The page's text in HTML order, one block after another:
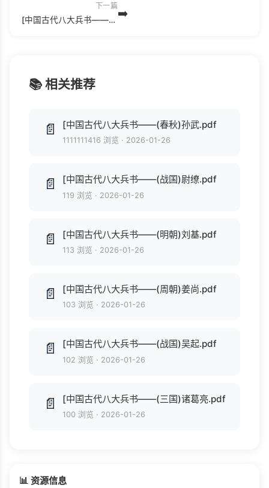
下一篇
[中国古代八大兵书——(春秋)孙武.pdf ➡️
📚 相关推荐
📄 [中国古代八大兵书——(春秋)孙武.pdf
1111111416 浏览 · 2026-01-26
📄 [中国古代八大兵书——(战国)尉缭.pdf
119 浏览 · 2026-01-26
📄 [中国古代八大兵书——(明朝)刘基.pdf
113 浏览 · 2026-01-26
📄 [中国古代八大兵书——(周朝)姜尚.pdf
103 浏览 · 2026-01-26
📄 [中国古代八大兵书——(战国)吴起.pdf
102 浏览 · 2026-01-26
📄 [中国古代八大兵书——(三国)诸葛亮.pdf
100 浏览 · 2026-01-26
📊 资源信息